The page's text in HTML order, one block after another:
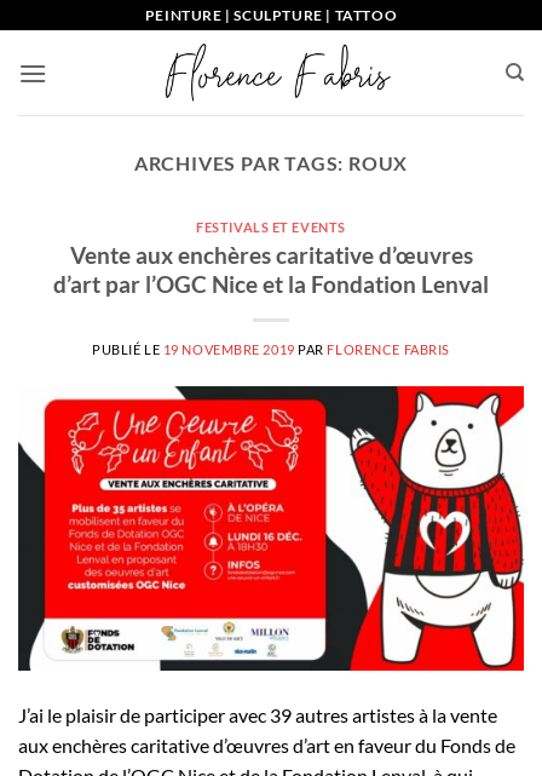
contenu
PEINTURE | SCULPTURE | TATTOO
ARCHIVES PAR TAGS: ROUX
FESTIVALS ET EVENTS
Vente aux enchères caritative d’œuvres
d’art par l’OGC Nice et la Fondation Lenval
PUBLIÉ LE 19 NOVEMBRE 2019 PAR FLORENCE FABRIS
J’ai le plaisir de participer avec 39 autres artistes à la vente
aux enchères caritative d’œuvres d’art en faveur du Fonds de